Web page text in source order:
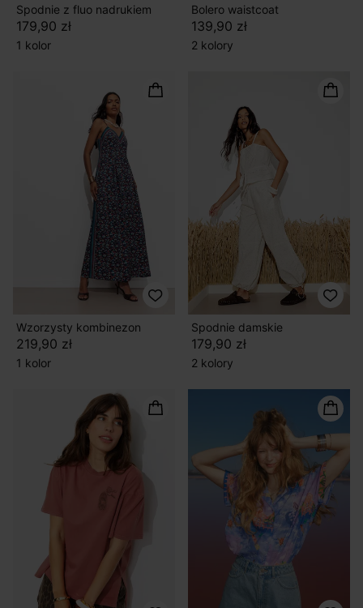
Spodnie z fluo nadrukiem
179,90 zł
1 kolor
Bolero waistcoat
139,90 zł
2 kolory
Wzorzysty kombinezon
219,90 zł
1 kolor
Spodnie damskie
179,90 zł
2 kolory